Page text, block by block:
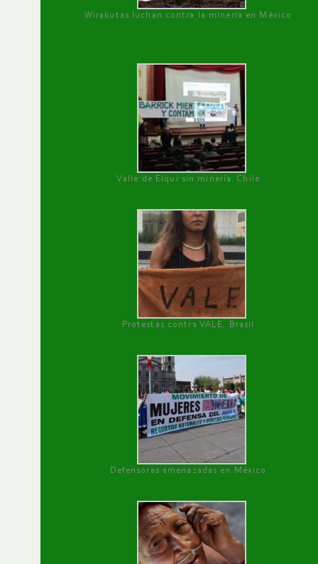
Wirakutas luchan contra la minería en México
Valle de Elqui sin minería. Chile
Protestas contra VALE, Brasil
Defensoras amenazadas en México